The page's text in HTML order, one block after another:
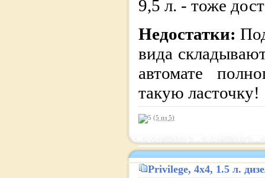
9,5 л. - тоже
Недостатки:
вида
автомате
такую ласточку!
(5 из 5)
Privilege, 4x4, 1.5 л.